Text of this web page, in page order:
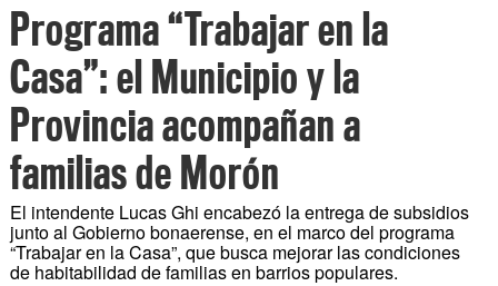
Programa “Trabajar en la
Casa”: el Municipio y la
Provincia acompañan a
familias de Morón
El intendente Lucas Ghi encabezó la entrega de subsidios
junto al Gobierno bonaerense, en el marco del programa
“Trabajar en la Casa”, que busca mejorar las condiciones
de habitabilidad de familias en barrios populares.